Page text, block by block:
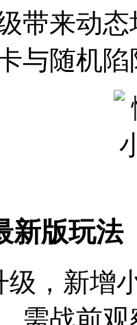
带来动
与随机
新版玩法
级，新增